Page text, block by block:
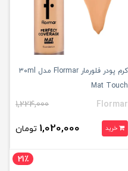
کرم پودر فلورمار Flormar مدل ۳۰ml
Mat Touch
Flormar
1,224,000
خرید 1,020,000 تومان
21٪